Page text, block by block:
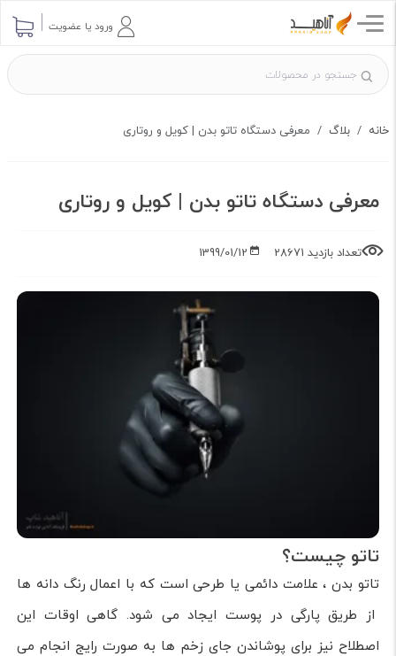
ورود یا عضویت
خانه بلاگ معرفی دستگاه تاتو بدن | کویل و روتاری
معرفی دستگاه تاتو بدن | کویل و روتاری
تعداد بازدید 28671 1399/01/12
تاتو چیست؟
تاتو بدن ، علامت دائمی یا طرحی است که با اعمال رنگ دانه ها
از طریق پارگی در پوست ایجاد می شود. گاهی اوقات این
اصطلاح نیز برای پوشاندن جای زخم ها به صورت رایج انجام می
ارسال پرسش